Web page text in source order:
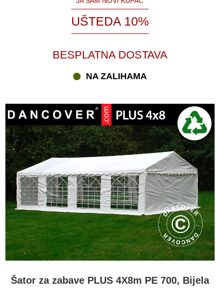
UŠTEDA 10%
BESPLATNA DOSTAVA
NA ZALIHAMA
Šator za zabave PLUS 4X8m PE 700, Bijela